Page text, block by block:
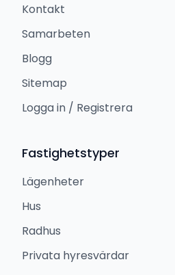
Kontakt
Samarbeten
Blogg
Sitemap
Logga in / Registrera
Fastighetstyper
Lägenheter
Hus
Radhus
Privata hyresvärdar